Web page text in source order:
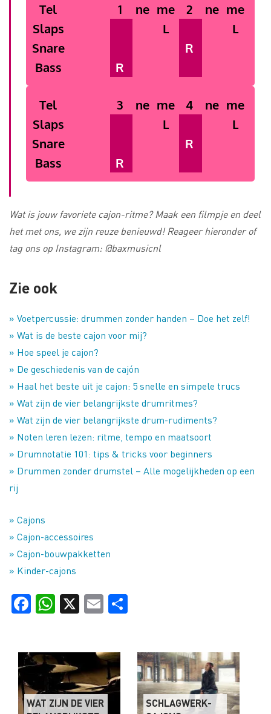
Tel 1 ne me 2 ne me
Slaps
L
L
Snare
R
Bass
R
Tel 3 ne me 4 ne me
Slaps
L
L
Snare
R
Bass
R
Wat is jouw favoriete cajon-ritme? Maak een filmpje en deel
het met ons, we zijn reuze benieuwd! Reageer hieronder of
tag ons op Instagram: @baxmusicnl
Zie ook
» Voetpercussie: drummen zonder handen – Doe het zelf!
» Wat is de beste cajon voor mij?
» Hoe speel je cajon?
» De geschiedenis van de cajón
» Haal het beste uit je cajon: 5 snelle en simpele trucs
» Wat zijn de vier belangrijkste drumritmes?
» Wat zijn de vier belangrijkste drum-rudiments?
» Noten leren lezen: ritme, tempo en maatsoort
» Drumnotatie 101: tips & tricks voor beginners
» Drummen zonder drumstel – Alle mogelijkheden op een
rij
» Cajons
» Cajon-accessoires
» Cajon-bouwpakketten
» Kinder-cajons
FacebookWhatsApp Email
WAT ZIJN DE VIER
SCHLAGWERK-